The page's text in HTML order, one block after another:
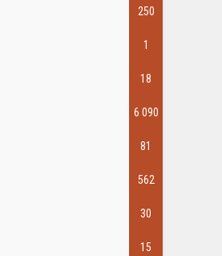
250
1
18
6 090
81
562
30
15